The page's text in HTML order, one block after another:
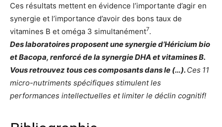
Ces résultats mettent en évidence l’importante d’agir en
synergie et l’importance d’avoir des bons taux de
vitamines B et oméga 3 simultanément7.
Des laboratoires proposent une synergie d’Héricium bio
et Bacopa, renforcé de la synergie DHA et vitamines B.
Vous retrouvez tous ces composants dans le (…). Ces 11
micro-nutriments spécifiques stimulent les
performances intellectuelles et limiter le déclin cognitif!